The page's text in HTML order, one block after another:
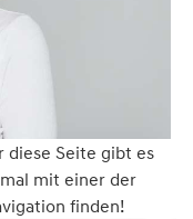
diese Seite gibt es
mit einer der
finden!